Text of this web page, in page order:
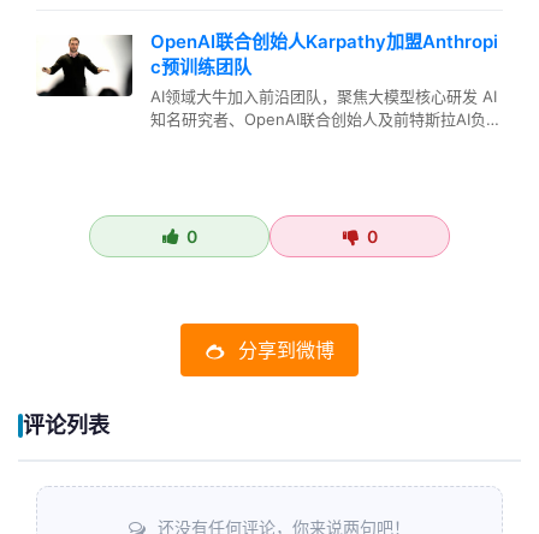
OpenAI联合创始人Karpathy加盟Anthropi
c预训练团队
AI领域大牛加入前沿团队，聚焦大模型核心研发 AI
知名研究者、OpenAI联合创始人及前特斯拉AI负责
0 0
分享到微博
评论列表
还没有任何评论，你来说两句吧！